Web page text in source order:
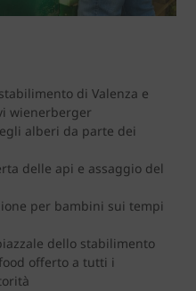
di Valenza e
wienerberger
alberi da parte dei
delle api e assaggio del
per bambini sui tempi
dello stabilimento
offerto a tutti i